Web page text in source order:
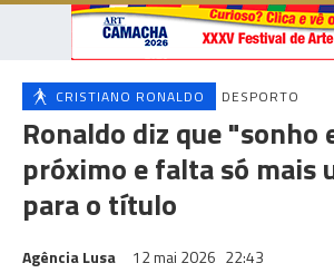
CRISTIANO RONALDO DESPORTO
Ronaldo diz que "sonho
próximo e falta só mais
para o título
Agência Lusa 12 mai 2026 22:43